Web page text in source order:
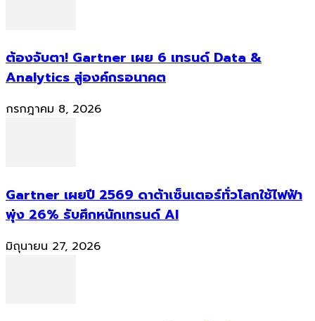
ต้องจับตา! Gartner เผย 6 เทรนด์ Data &
Analytics สู่องค์กรอนาคต
กรกฎาคม 8, 2026
Gartner เผยปี 2569 ดาต้าเซ็นเตอร์ทั่วโลกใช้ไฟฟ้า
พุ่ง 26% รับศึกหนักเทรนด์ AI
มิถุนายน 27, 2026